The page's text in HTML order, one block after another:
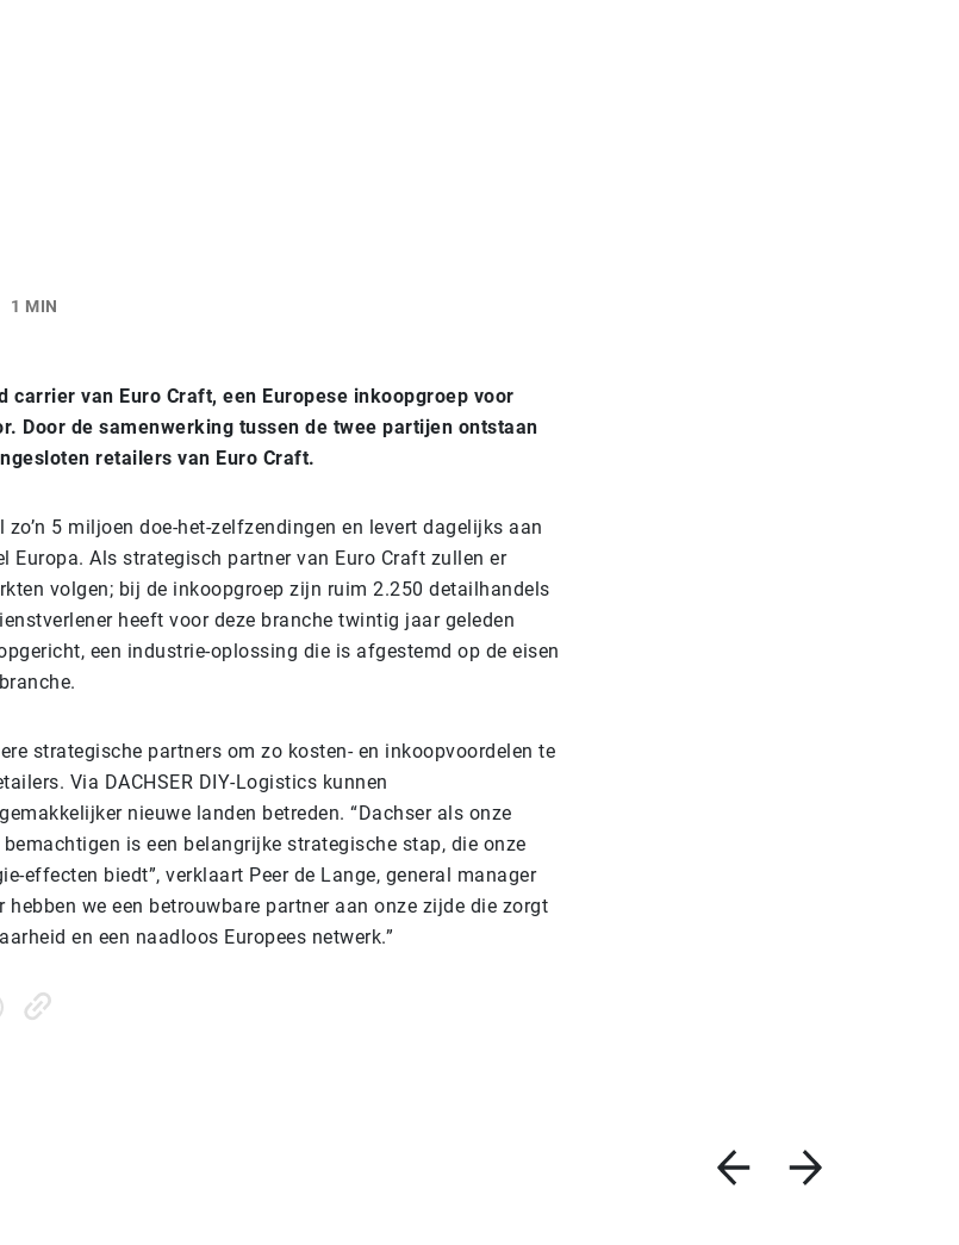
1 MIN
carrier van Euro Craft, een Europese inkoopgroep voor
Door de samenwerking tussen de twee partijen ontstaan
retailers van Euro Craft.
5 miljoen doe-het-zelfzendingen en levert dagelijks aan
Europa. Als strategisch partner van Euro Craft zullen er
volgen; bij de inkoopgroep zijn ruim 2.250 detailhandels
heeft voor deze branche twintig jaar geleden
een industrie-oplossing die is afgestemd op de eisen
strategische partners om zo kosten- en inkoopvoordelen te
Via DACHSER DIY-Logistics kunnen
nieuwe landen betreden. “Dachser als onze
is een belangrijke strategische stap, die onze
effecten biedt”, verklaart Peer de Lange, general manager
hebben we een betrouwbare partner aan onze zijde die zorgt
en een naadloos Europees netwerk.”